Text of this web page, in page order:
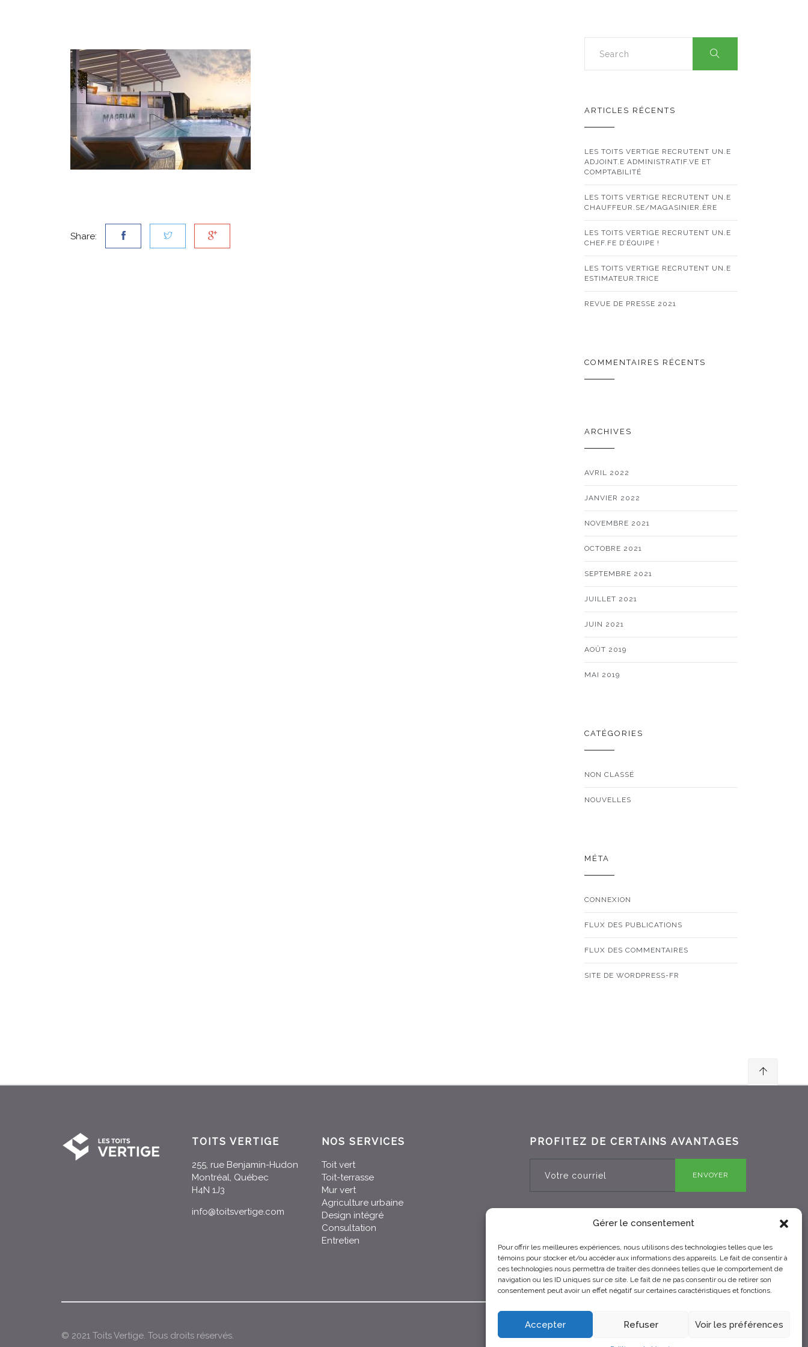
Gérer le consentement
Pour offrir les meilleures expériences, nous utilisons des technologies telles que les
témoins pour stocker et/ou accéder aux informations des appareils. Le fait de consentir à
ces technologies nous permettra de traiter des données telles que le comportement de
navigation ou les ID uniques sur ce site. Le fait de ne pas consentir ou de retirer son
consentement peut avoir un effet négatif sur certaines caractéristiques et fonctions.
Accepter Refuser Voir les préférences
Share:
ARTICLES RÉCENTS
LES TOITS VERTIGE RECRUTENT UN.E
ADJOINT.E ADMINISTRATIF.VE ET
COMPTABILITÉ
LES TOITS VERTIGE RECRUTENT UN.E
CHAUFFEUR.SE/MAGASINIER.ÈRE
LES TOITS VERTIGE RECRUTENT UN.E
CHEF.FE D’ÉQUIPE !
LES TOITS VERTIGE RECRUTENT UN.E
ESTIMATEUR.TRICE
REVUE DE PRESSE 2021
COMMENTAIRES RÉCENTS
ARCHIVES
AVRIL 2022
JANVIER 2022
NOVEMBRE 2021
OCTOBRE 2021
SEPTEMBRE 2021
JUILLET 2021
JUIN 2021
AOÛT 2019
MAI 2019
CATÉGORIES
NON CLASSÉ
NOUVELLES
MÉTA
CONNEXION
FLUX DES PUBLICATIONS
FLUX DES COMMENTAIRES
SITE DE WORDPRESS-FR
TOITS VERTIGE
255, rue Benjamin-Hudon
Montréal, Québec
H4N 1J3
info@toitsvertige.com
NOS SERVICES
Toit vert
Toit-terrasse
Mur vert
Agriculture urbaine
Design intégré
Consultation
Entretien
PROFITEZ DE CERTAINS AVANTAGES
ENVOYER
© 2021 Toits Vertige. Tous droits réservés.